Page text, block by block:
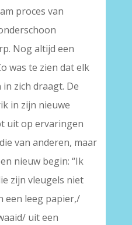
proces van
Nog altijd een
was te zien dat elk
zich draagt. De
in zijn nieuwe
uit op ervaringen
van anderen, maar
nieuw begin: “Ik
zijn vleugels niet
een leeg papier,/
uit een